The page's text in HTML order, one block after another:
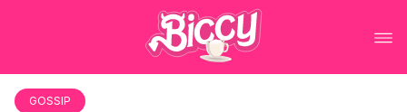
GOSSIP